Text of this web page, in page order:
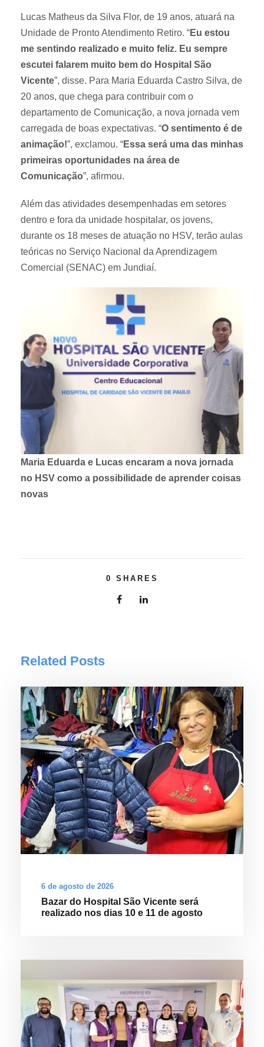
Lucas Matheus da Silva Flor, de 19 anos, atuará na
Unidade de Pronto Atendimento Retiro. “Eu estou
me sentindo realizado e muito feliz. Eu sempre
escutei falarem muito bem do Hospital São
Vicente”, disse. Para Maria Eduarda Castro Silva, de
20 anos, que chega para contribuir com o
departamento de Comunicação, a nova jornada vem
carregada de boas expectativas. “O sentimento é de
animação!”, exclamou. “Essa será uma das minhas
primeiras oportunidades na área de
Comunicação”, afirmou.
Além das atividades desempenhadas em setores
dentro e fora da unidade hospitalar, os jovens,
durante os 18 meses de atuação no HSV, terão aulas
teóricas no Serviço Nacional da Aprendizagem
Comercial (SENAC) em Jundiaí.
Maria Eduarda e Lucas encaram a nova jornada
no HSV como a possibilidade de aprender coisas
novas
0 SHARES
Related Posts
6 de agosto de 2026
Bazar do Hospital São Vicente será
realizado nos dias 10 e 11 de agosto